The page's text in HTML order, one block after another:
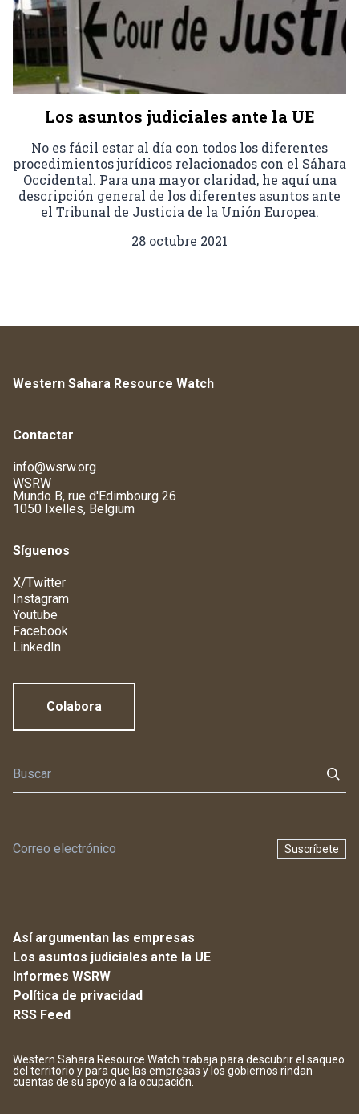
Los asuntos judiciales ante la UE
No es fácil estar al día con todos los diferentes
procedimientos jurídicos relacionados con el Sáhara
Occidental. Para una mayor claridad, he aquí una
descripción general de los diferentes asuntos ante
el Tribunal de Justicia de la Unión Europea.
28 octubre 2021
Western Sahara Resource Watch
Contactar
info@wsrw.org
WSRW
Mundo B, rue d'Edimbourg 26
1050 Ixelles, Belgium
Síguenos
X/Twitter
Instagram
Youtube
Facebook
LinkedIn
Colabora
Suscríbete
Así argumentan las empresas
Los asuntos judiciales ante la UE
Informes WSRW
Política de privacidad
RSS Feed
Western Sahara Resource Watch trabaja para descubrir el saqueo
del territorio y para que las empresas y los gobiernos rindan
cuentas de su apoyo a la ocupación.